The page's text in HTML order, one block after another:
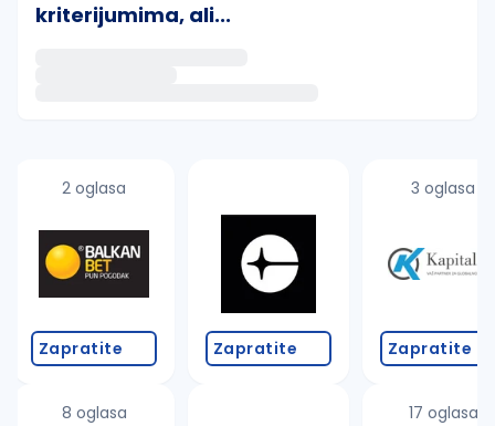
kriterijumima, ali...
Takođe možete da:
proverite pravopisne greške (koristite č, ć, š, đ,
povećajte radijus za odabrani grad
promenite odabrane filtere pretrage
2 oglasa
Zapratite
8 oglasa
Zapratite
3 oglasa
Zapratite
17 oglasa